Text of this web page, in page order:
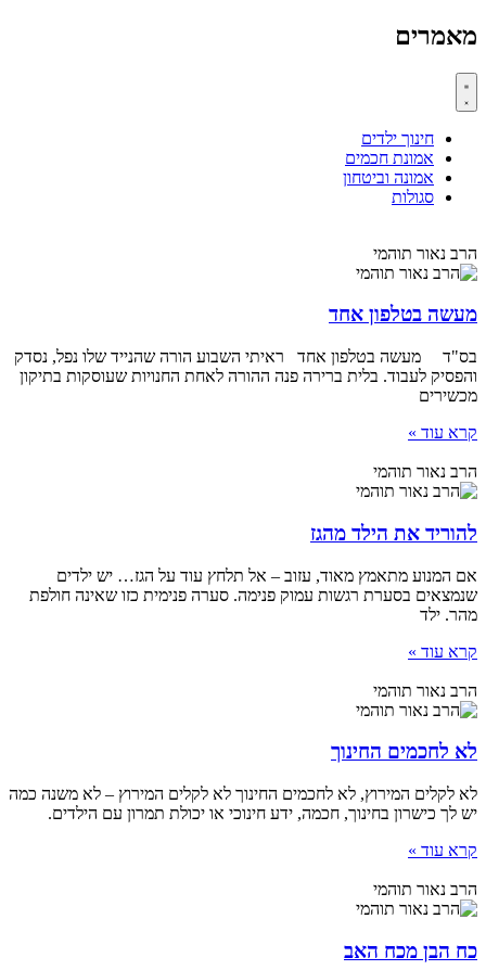
מאמרים
חינוך ילדים
אמונת חכמים
אמונה וביטחון
סגולות
הרב נאור תוהמי
מעשה בטלפון אחד
בס"ד מעשה בטלפון אחד ראיתי השבוע הורה שהנייד שלו נפל, נסדק
והפסיק לעבוד. בלית ברירה פנה ההורה לאחת החנויות שעוסקות בתיקון
מכשירים
קרא עוד »
הרב נאור תוהמי
להוריד את הילד מהגז
אם המנוע מתאמץ מאוד, עזוב – אל תלחץ עוד על הגז… יש ילדים
שנמצאים בסערת רגשות עמוק פנימה. סערה פנימית כזו שאינה חולפת
מהר. ילד
קרא עוד »
הרב נאור תוהמי
לא לחכמים החינוך
לא לקלים המירוץ, לא לחכמים החינוך לא לקלים המירוץ – לא משנה כמה
יש לך כישרון בחינוך, חכמה, ידע חינוכי או יכולת תמרון עם הילדים.
קרא עוד »
הרב נאור תוהמי
כח הבן מכח האב